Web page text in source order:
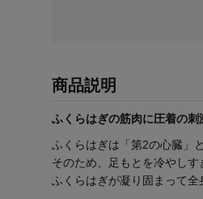
商品説明
ふくらはぎの筋肉に圧着の刺
ふくらはぎは「第2の心臓」
そのため、足もとを冷やし
ふくらはぎが凝り固まって